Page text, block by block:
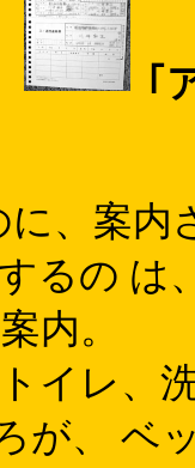
｢
に、案
るの
内。
イレ、
が、 ベ